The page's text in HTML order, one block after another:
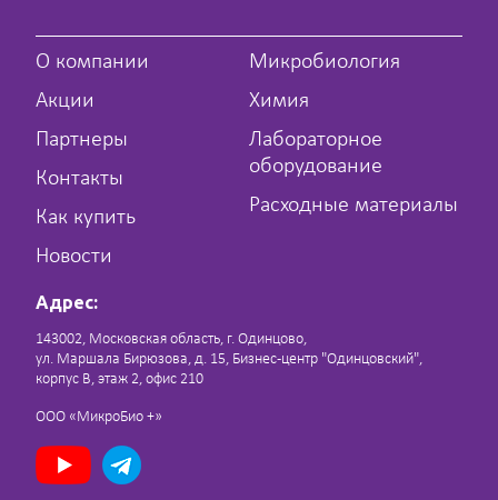
О компании
Акции
Партнеры
Контакты
Как купить
Новости
Микробиология
Химия
Лабораторное
оборудование
Расходные материалы
Адрес:
143002, Московская область, г. Одинцово,
ул. Маршала Бирюзова, д. 15, Бизнес-центр "Одинцовский",
корпус В, этаж 2, офис 210
ООО «МикроБио +»